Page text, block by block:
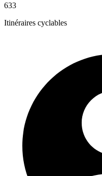
633
Itinéraires cyclables